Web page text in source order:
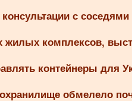
с
жилых комплексов,
контейнеры для
обмелело